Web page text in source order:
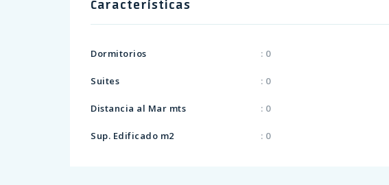
Características
Dormitorios : 0
Suites : 0
Distancia al Mar mts : 0
Sup. Edificado m2 : 0